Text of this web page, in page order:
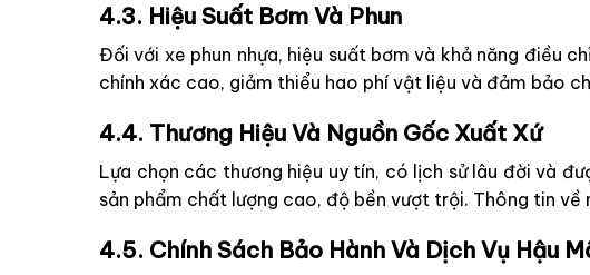
4.3. Hiệu Suất Bơm Và Phun
Đối với xe phun nhựa, hiệu suất bơm và khả năng điều
chính xác cao, giảm thiểu hao phí vật liệu và đảm bảo
4.4. Thương Hiệu Và Nguồn Gốc Xuất Xứ
Lựa chọn các thương hiệu uy tín, có lịch sử lâu đời và
sản phẩm chất lượng cao, độ bền vượt trội. Thông tin
4.5. Chính Sách Bảo Hành Và Dịch Vụ Hậu